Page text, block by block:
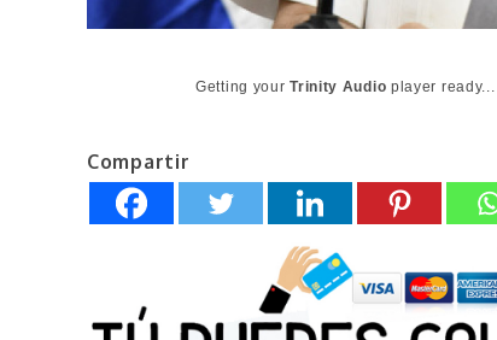
Getting yourTrinity Audio player ready...
Compartir